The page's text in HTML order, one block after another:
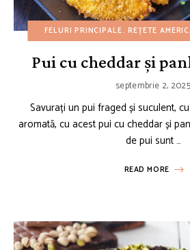
FELURI PRINCIPALE REȚETE
Pui cu cheddar și
septembrie 2, 2025
Savurați un pui fraged și suculent,
aromată, cu acest pui cu cheddar și
de pui sunt …
READ MORE